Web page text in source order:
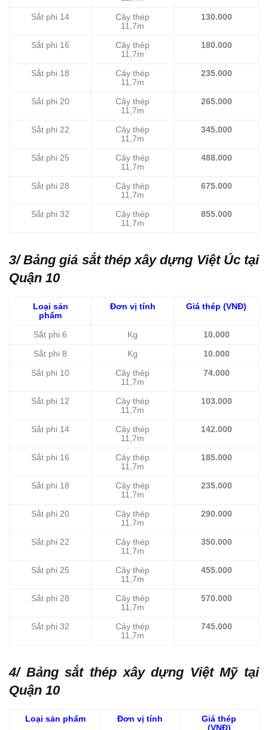
Sắt phi 14
Cây thép
11,7m
130.000
Sắt phi 16
Cây thép
11,7m
180.000
Sắt phi 18
Cây thép
11,7m
235.000
Sắt phi 20
Cây thép
11,7m
265.000
Sắt phi 22
Cây thép
11,7m
345.000
Sắt phi 25
Cây thép
11,7m
488.000
Sắt phi 28
Cây thép
11,7m
675.000
Sắt phi 32
Cây thép
11,7m
855.000
3/ Bảng giá sắt thép xây dựng Việt Úc tại
Quận 10
Loại sản
phẩm
Đơn vị tính Giá thép (VNĐ)
Sắt phi 6 Kg 10.000
Sắt phi 8 Kg 10.000
Sắt phi 10
Cây thép
11,7m
74.000
Sắt phi 12
Cây thép
11,7m
103.000
Sắt phi 14
Cây thép
11,7m
142.000
Sắt phi 16
Cây thép
11,7m
185.000
Sắt phi 18
Cây thép
11,7m
235.000
Sắt phi 20
Cây thép
11,7m
290.000
Sắt phi 22
Cây thép
11,7m
350.000
Sắt phi 25
Cây thép
11,7m
455.000
Sắt phi 28
Cây thép
11,7m
570.000
Sắt phi 32
Cây thép
11,7m
745.000
4/ Bảng sắt thép xây dựng Việt Mỹ tại
Quận 10
Loại sản phẩm Đơn vị tính
Giá thép
(VNĐ)